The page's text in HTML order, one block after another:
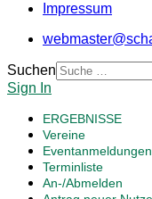
Impressum
Suchen
Sign In
ERGEBNISSE
Vereine
Eventanmeldungen
Terminliste
An-/Abmelden